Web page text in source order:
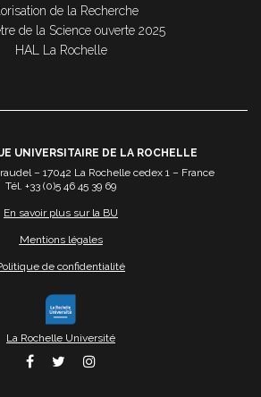
de la Recherche
de la Science ouverte 2025
HAL La Rochelle
UNIVERSITAIRE DE LA ROCHELLE
– 17042 La Rochelle cedex 1 – France
Tél. +33 (0)5 46 45 39 69
En savoir plus sur la BU
Mentions légales
de confidentialité
La Rochelle Université